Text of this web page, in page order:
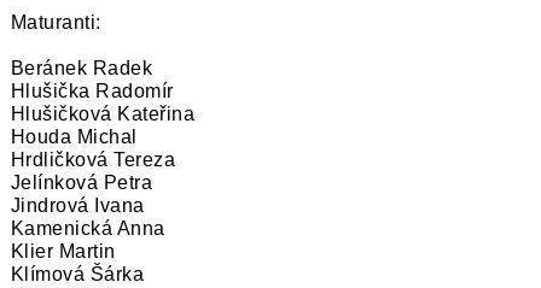
Maturanti:
Beránek Radek
Hlušička Radomír
Hlušičková Kateřina
Houda Michal
Hrdličková Tereza
Jelínková Petra
Jindrová Ivana
Kamenická Anna
Klier Martin
Klímová Šárka